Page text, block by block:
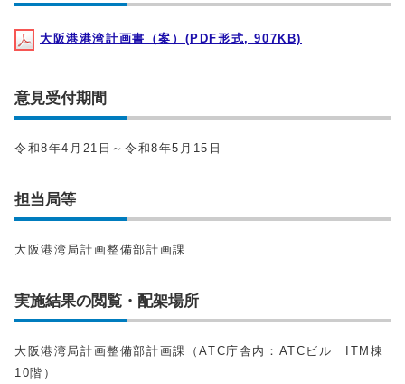
大阪港港湾計画書（案）(PDF形式, 907KB)
意見受付期間
令和8年4月21日～令和8年5月15日
担当局等
大阪港湾局計画整備部計画課
実施結果の閲覧・配架場所
大阪港湾局計画整備部計画課（ATC庁舎内：ATCビル ITM棟
10階）